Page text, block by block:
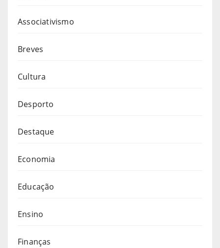
Associativismo
Breves
Cultura
Desporto
Destaque
Economia
Educação
Ensino
Finanças